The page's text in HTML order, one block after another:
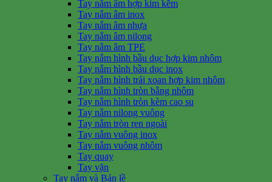
Tay nắm âm hợp kim kẽm
Tay nắm âm inox
Tay nắm âm nhựa
Tay nắm âm nilong
Tay nắm âm TPE
Tay nắm hình bầu dục hợp kim nhôm
Tay nắm hình bầu dục inox
Tay nắm hình trái xoan hợp kim nhôm
Tay nắm hình tròn bằng nhôm
Tay nắm hình tròn kèm cao su
Tay nắm nilong vuông
Tay nắm tròn ren ngoài
Tay nắm vuông inox
Tay nắm vuông nhôm
Tay quay
Tay vặn
Tay nắm và Bản lề